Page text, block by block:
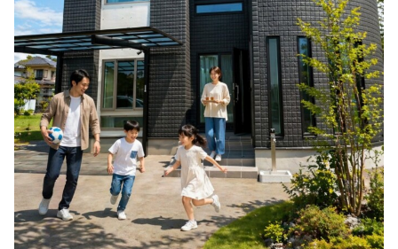
企業情報
お問い合わせ